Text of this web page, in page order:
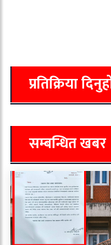
प्रतिक्रिया
सम्बन्धित खबर